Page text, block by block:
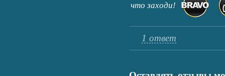
что заходи!
1 ответ